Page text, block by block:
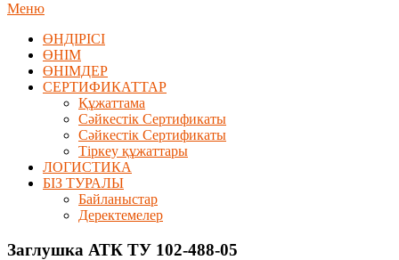
Меню
ӨНДІРІСІ
ӨНІМ
ӨHIМДЕР
СЕРТИФИКАТТАР
Құжаттама
Сәйкестік Сертификаты
Сәйкестік Сертификаты
Тіркеу құжаттары
ЛОГИСТИКА
БІЗ ТУРАЛЫ
Байланыстар
Деректемелер
Заглушка АТК ТУ 102-488-05